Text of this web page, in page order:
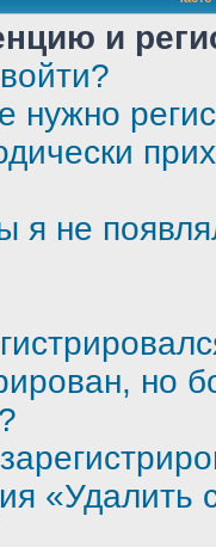
и
я не
но
«Удалить